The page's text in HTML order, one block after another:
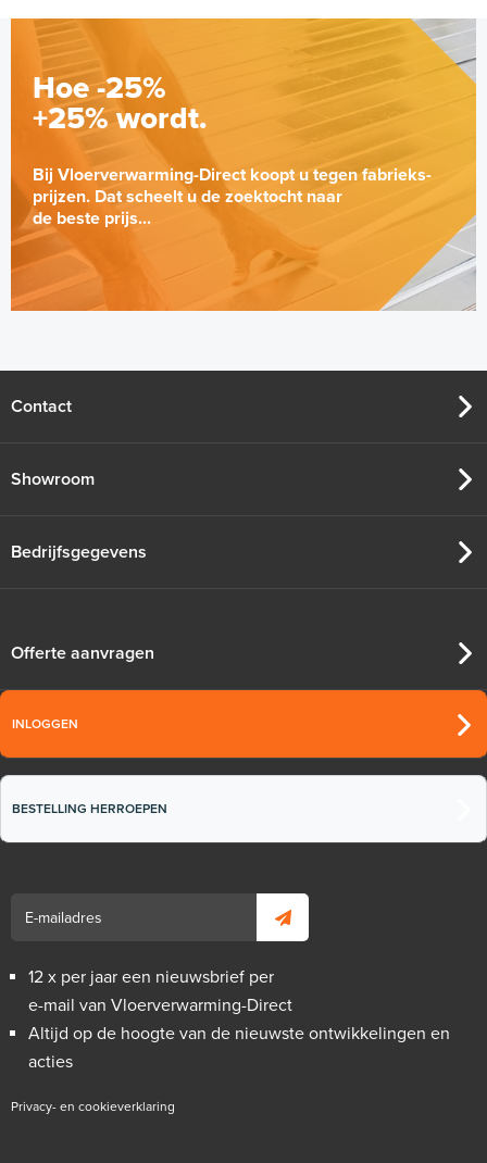
Standaard Buizenhaspel Koop-
Per stuk
Hoe -25%
+25% wordt.
Bij Vloerverwarming-Direct koopt u tegen fabrieks-
prijzen. Dat scheelt u de zoektocht naar
de beste prijs...
Contact
Showroom
Bedrijfsgegevens
Offerte aanvragen
INLOGGEN
BESTELLING HERROEPEN
12 x per jaar een nieuwsbrief per
e-mail van Vloerverwarming-Direct
Altijd op de hoogte van de nieuwste ontwikkelingen en
acties
Privacy- en cookieverklaring